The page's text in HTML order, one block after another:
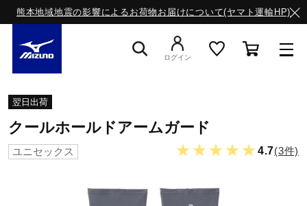
熊本地域地震の影響によるお荷物お届けについて(ヤマト運輸HP)
ライフスタイルウエア
ランニング
ログイン
翌日出荷
クールホールドアームガード
ユニセックス ★★★★★ 4.7(3件)